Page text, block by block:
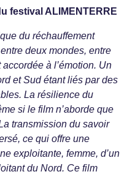
festival ALIMENTERRE
du réchauffement
deux mondes, entre
à l’émotion. Un
et Sud étant liés par des
La résilience du
si le film n’aborde que
transmission du savoir
ce qui offre une
exploitante, femme, d’un
du Nord. Ce film